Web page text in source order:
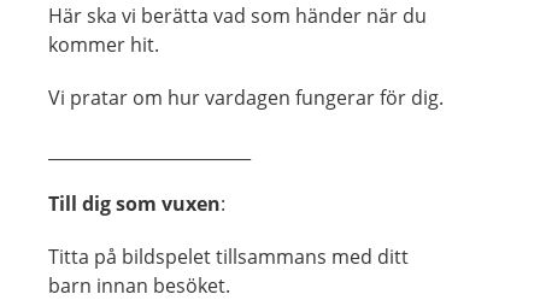
Här ska vi berätta vad som händer när du
kommer hit.
Vi pratar om hur vardagen fungerar för dig.
Till dig som vuxen:
Titta på bildspelet tillsammans med ditt
barn innan besöket.